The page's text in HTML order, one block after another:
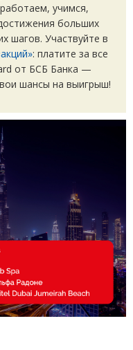
учимся,
больших
шагов. Участвуйте в
: платите за все
от БСБ Банка —
шансы на выигрыш!